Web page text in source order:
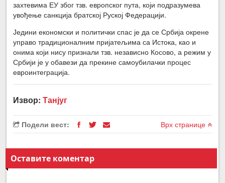
захтевима ЕУ због тзв. европског пута, који подразумева
увођење санкција братској Руској Федерацији.
Једини економски и политички спас је да се Србија окрене
управо традиционалним пријатељима са Истока, као и
онима који нису признали тзв. независно Косово, а режим у
Србији је у обавези да прекине самоубилачки процес
евроинтеграција.
Извор:Танјуг
Подели вест: Врх странице
Оставите коментар